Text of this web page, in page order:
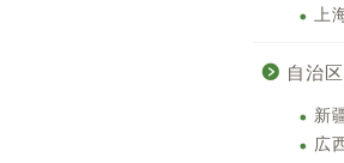
上
自治区
新
広